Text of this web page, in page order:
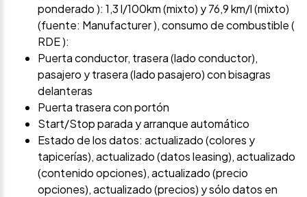
ponderado ): 1,3 l/100km (mixto) y 76,9 km/l (mixto)
(fuente: Manufacturer ), consumo de combustible (
RDE ):
Puerta conductor, trasera (lado conductor),
pasajero y trasera (lado pasajero) con bisagras
delanteras
Puerta trasera con portón
Start/Stop parada y arranque automático
Estado de los datos: actualizado (colores y
tapicerías), actualizado (datos leasing), actualizado
(contenido opciones), actualizado (precio
opciones), actualizado (precios) y sólo datos en